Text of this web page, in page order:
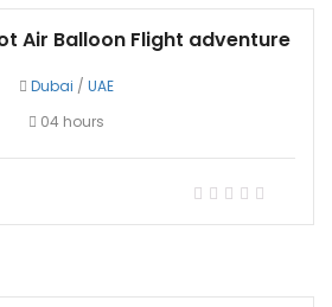
Air Balloon Flight adventure
Dubai / UAE
04 hours